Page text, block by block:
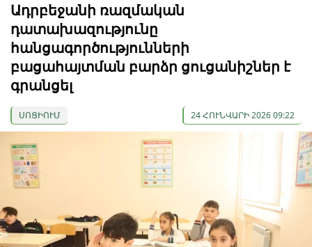
Ադրբեջանի ռազմական
դատախազությունը
հանցագործությունների
բացահայտման բարձր ցուցանիշներ է
գրանցել
ՍՈՑԻՈՒՄ 24 ՀՈՒՆՎԱՐԻ 2026 09:22